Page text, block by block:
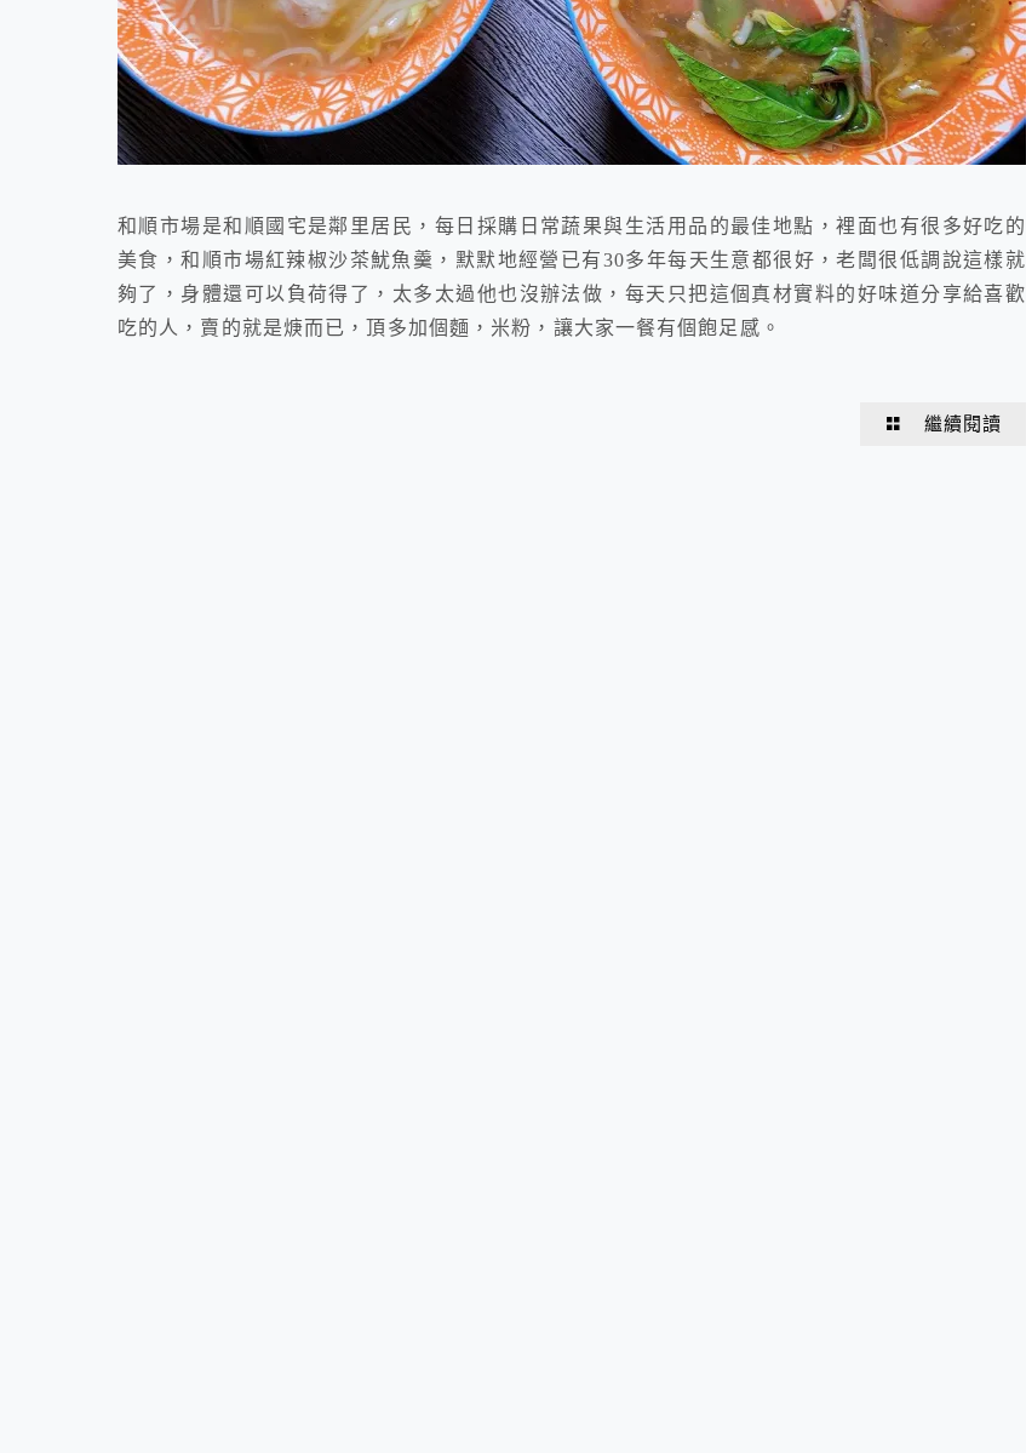
和順市場是和順國宅是鄰里居民，每日採購日常蔬果與生活用品的最佳地點，裡面也有很多好吃的
美食，和順市場紅辣椒沙茶魷魚羹，默默地經營已有30多年每天生意都很好，老闆很低調說這樣就
夠了，身體還可以負荷得了，太多太過他也沒辦法做，每天只把這個真材實料的好味道分享給喜歡
吃的人，賣的就是焿而已，頂多加個麵，米粉，讓大家一餐有個飽足感。
繼續閱讀